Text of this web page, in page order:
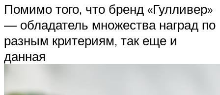
Помимо того, что бренд «Гулливер»
— обладатель множества наград по
разным критериям, так еще и
данная